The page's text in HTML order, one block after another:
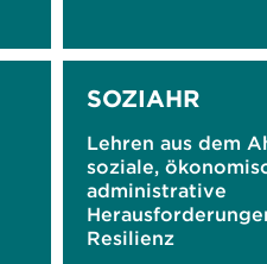
SOZIAHR
Lehren aus dem
soziale,
administrative
Resilienz